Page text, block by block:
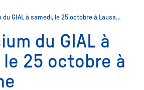
du GIAL à samedi, le 25 octobre à Lausa…
du GIAL à
le 25 octobre à